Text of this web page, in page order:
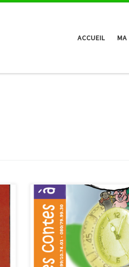
ACCUEIL MA
Ce 25 avril aura lieu la journée
dont voici le programme et
13h30 : Vernissage avec lâcher
sous les mêmes étoiles » 14h :
Marie BYLYNA (à partir de 5
d’André […]